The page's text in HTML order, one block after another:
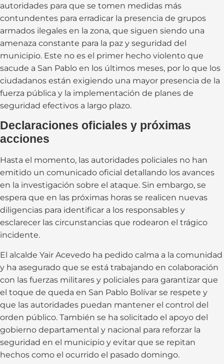
autoridades para que se tomen medidas más
contundentes para erradicar la presencia de grupos
armados ilegales en la zona, que siguen siendo una
amenaza constante para la paz y seguridad del
municipio. Este no es el primer hecho violento que
sacude a San Pablo en los últimos meses, por lo que los
ciudadanos están exigiendo una mayor presencia de la
fuerza pública y la implementación de planes de
seguridad efectivos a largo plazo.
Declaraciones oficiales y próximas
acciones
Hasta el momento, las autoridades policiales no han
emitido un comunicado oficial detallando los avances
en la investigación sobre el ataque. Sin embargo, se
espera que en las próximas horas se realicen nuevas
diligencias para identificar a los responsables y
esclarecer las circunstancias que rodearon el trágico
incidente.
El alcalde Yair Acevedo ha pedido calma a la comunidad
y ha asegurado que se está trabajando en colaboración
con las fuerzas militares y policiales para garantizar que
el toque de queda en San Pablo Bolívar se respete y
que las autoridades puedan mantener el control del
orden público. También se ha solicitado el apoyo del
gobierno departamental y nacional para reforzar la
seguridad en el municipio y evitar que se repitan
hechos como el ocurrido el pasado domingo.